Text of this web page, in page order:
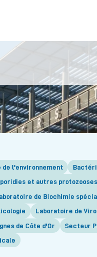
de l'environnement
et autres
de Biochimie
Laboratoire de
de Côte d'Or Secteur